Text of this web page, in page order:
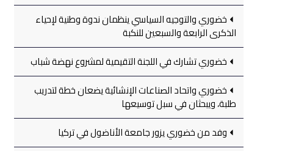
خضوري والتوجيه السياسي ينظمان ندوة وطنية لإحياء
الذكرى الرابعة والسبعين للنكبة
خضوري تشارك في اللجنة التقيمية لمشروع نهضة شباب
خضوري واتحاد الصناعات الإنشائية يضعان خطة لتدريب
طلبة، ويبحثان في سبل توسيعها
وفد من خضوري يزور جامعة الأناضول في تركيا